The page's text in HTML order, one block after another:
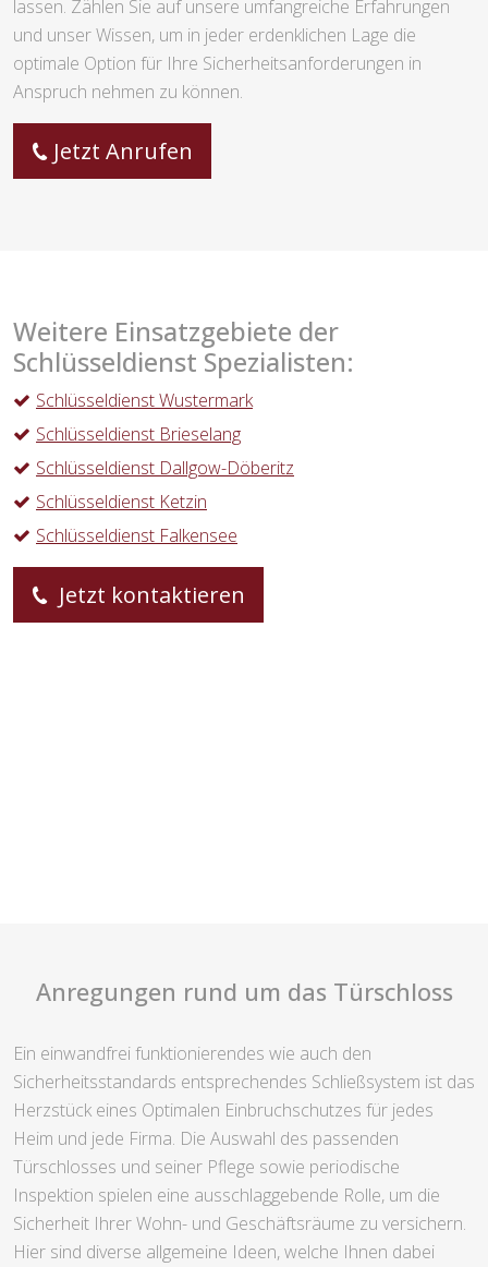
lassen. Zählen Sie auf unsere umfangreiche Erfahrungen
und unser Wissen, um in jeder erdenklichen Lage die
optimale Option für Ihre Sicherheitsanforderungen in
Anspruch nehmen zu können.
Jetzt Anrufen
Weitere Einsatzgebiete der
Schlüsseldienst Spezialisten:
Schlüsseldienst Wustermark
Schlüsseldienst Brieselang
Schlüsseldienst Dallgow-Döberitz
Schlüsseldienst Ketzin
Schlüsseldienst Falkensee
Jetzt kontaktieren
Anregungen rund um das Türschloss
Ein einwandfrei funktionierendes wie auch den
Sicherheitsstandards entsprechendes Schließsystem ist das
Herzstück eines Optimalen Einbruchschutzes für jedes
Heim und jede Firma. Die Auswahl des passenden
Türschlosses und seiner Pflege sowie periodische
Inspektion spielen eine ausschlaggebende Rolle, um die
Sicherheit Ihrer Wohn- und Geschäftsräume zu versichern.
Hier sind diverse allgemeine Ideen, welche Ihnen dabei